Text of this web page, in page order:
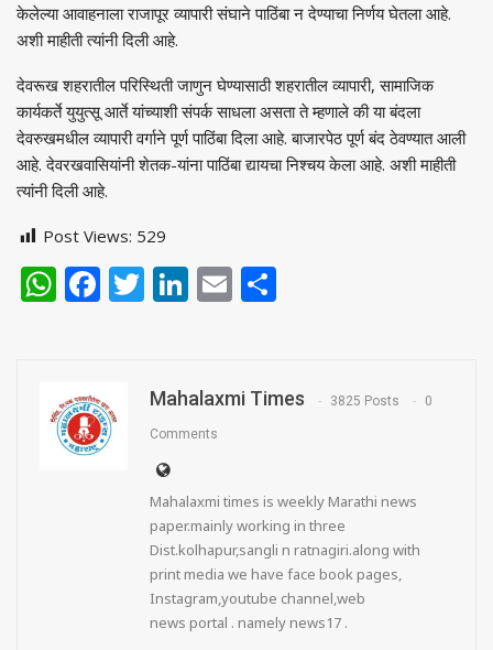
केलेल्या आवाहनाला राजापूर व्यापारी संघाने पाठिंबा न देण्याचा निर्णय घेतला आहे.
अशी माहीती त्यांनी दिली आहे.
देवरूख शहरातील परिस्थिती जाणुन घेण्यासाठी शहरातील व्यापारी, सामाजिक
कार्यकर्ते युयुत्सू आर्ते यांच्याशी संपर्क साधला असता ते म्हणाले की या बंदला
देवरुखमधील व्यापारी वर्गाने पूर्ण पाठिंबा दिला आहे. बाजारपेठ पूर्ण बंद ठेवण्यात आली
आहे. देवरखवासियांनी शेतक-यांना पाठिंबा द्यायचा निश्चय केला आहे. अशी माहीती
त्यांनी दिली आहे.
Post Views: 529
WhatsApp
Facebook
Twitter
LinkedIn
Email
Mahalaxmi Times 3825 Posts 0
Comments
Mahalaxmi times is weekly Marathi news
paper.mainly working in three
Dist.kolhapur,sangli n ratnagiri.along with
print media we have face book pages,
Instagram,youtube channel,web
news portal . namely news17 .